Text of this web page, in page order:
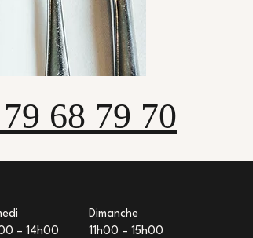
68 79 70
– 14h00
Dimanche
11h00 – 15h00